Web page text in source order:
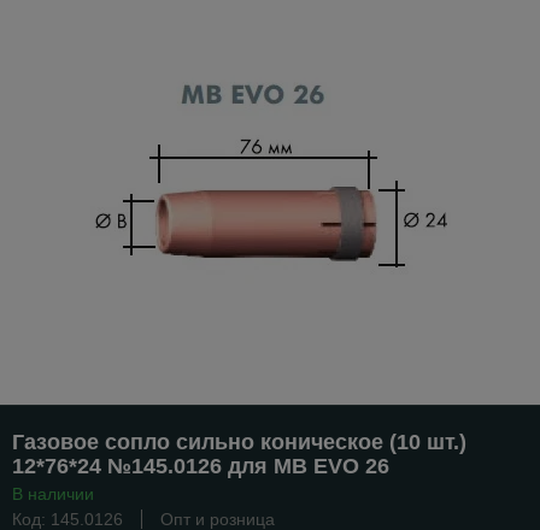
Газовое сопло сильно коническое (10 шт.)
12*76*24 №145.0126 для MB EVO 26
В наличии
Код: 145.0126
Опт и розница